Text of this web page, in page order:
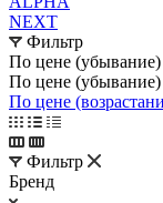
NEXT
Фильтр
По цене (убывание)
По цене (убывание)
По цене
Фильтр
Бренд